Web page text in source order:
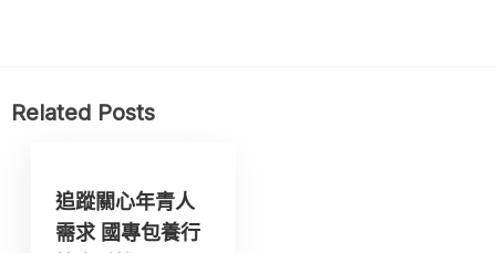
Related Posts
追蹤關心年青人
需求 國專包養行